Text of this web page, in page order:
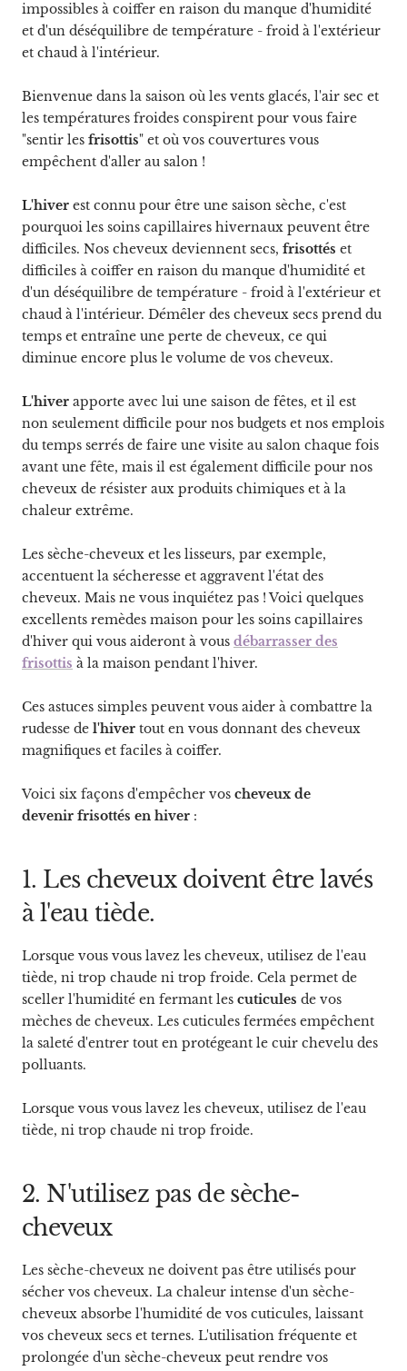
impossibles à coiffer en raison du manque d'humidité
et d'un déséquilibre de température - froid à l'extérieur
et chaud à l'intérieur.
Bienvenue dans la saison où les vents glacés, l'air sec et
les températures froides conspirent pour vous faire
"sentir les frisottis" et où vos couvertures vous
empêchent d'aller au salon !
L'hiver est connu pour être une saison sèche, c'est
pourquoi les soins capillaires hivernaux peuvent être
difficiles. Nos cheveux deviennent secs, frisottés et
difficiles à coiffer en raison du manque d'humidité et
d'un déséquilibre de température - froid à l'extérieur et
chaud à l'intérieur. Démêler des cheveux secs prend du
temps et entraîne une perte de cheveux, ce qui
diminue encore plus le volume de vos cheveux.
L'hiver apporte avec lui une saison de fêtes, et il est
non seulement difficile pour nos budgets et nos emplois
du temps serrés de faire une visite au salon chaque fois
avant une fête, mais il est également difficile pour nos
cheveux de résister aux produits chimiques et à la
chaleur extrême.
Les sèche-cheveux et les lisseurs, par exemple,
accentuent la sécheresse et aggravent l'état des
cheveux. Mais ne vous inquiétez pas ! Voici quelques
excellents remèdes maison pour les soins capillaires
d'hiver qui vous aideront à vous débarrasser des
frisottis à la maison pendant l'hiver.
Ces astuces simples peuvent vous aider à combattre la
rudesse de l'hiver tout en vous donnant des cheveux
magnifiques et faciles à coiffer.
Voici six façons d'empêcher vos cheveux de
devenir frisottés en hiver :
1. Les cheveux doivent être lavés
à l'eau tiède.
Lorsque vous vous lavez les cheveux, utilisez de l'eau
tiède, ni trop chaude ni trop froide. Cela permet de
sceller l'humidité en fermant les cuticules de vos
mèches de cheveux. Les cuticules fermées empêchent
la saleté d'entrer tout en protégeant le cuir chevelu des
polluants.
Lorsque vous vous lavez les cheveux, utilisez de l'eau
tiède, ni trop chaude ni trop froide.
2. N'utilisez pas de sèche-
cheveux
Les sèche-cheveux ne doivent pas être utilisés pour
sécher vos cheveux. La chaleur intense d'un sèche-
cheveux absorbe l'humidité de vos cuticules, laissant
vos cheveux secs et ternes. L'utilisation fréquente et
prolongée d'un sèche-cheveux peut rendre vos